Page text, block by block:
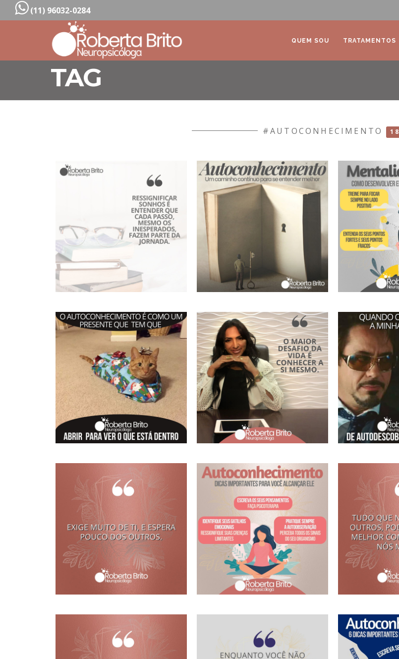
(11) 96032-0284
QUEM SOU TRATAMENTOS
TAG
#AUTOCONHECIMENTO 18